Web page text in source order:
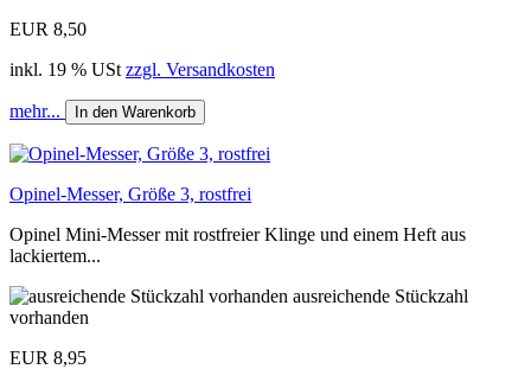
EUR 8,50
inkl. 19 % USt zzgl. Versandkosten
mehr... In den Warenkorb
Opinel-Messer, Größe 3, rostfrei
Opinel Mini-Messer mit rostfreier Klinge und einem Heft aus
lackiertem...
ausreichende Stückzahl
vorhanden
EUR 8,95